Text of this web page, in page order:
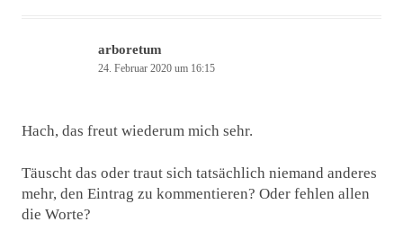
arboretum
24. Februar 2020 um 16:15
Hach, das freut wiederum mich sehr.
Täuscht das oder traut sich tatsächlich niemand anderes
mehr, den Eintrag zu kommentieren? Oder fehlen allen
die Worte?